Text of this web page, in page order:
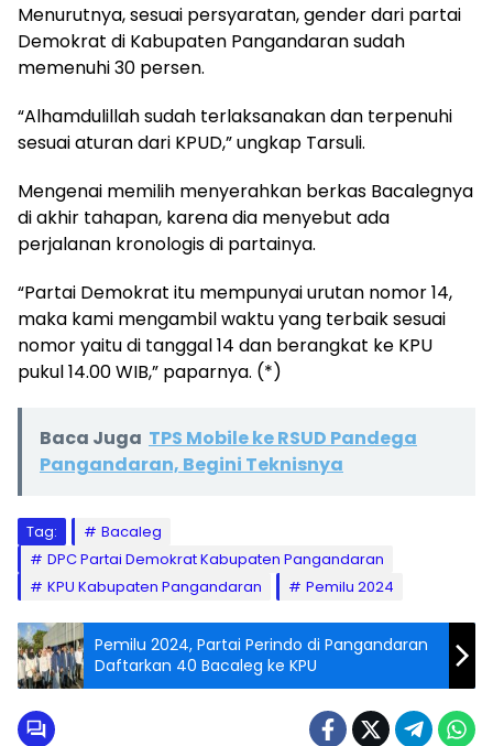
Menurutnya, sesuai persyaratan, gender dari partai
Demokrat di Kabupaten Pangandaran sudah
memenuhi 30 persen.
“Alhamdulillah sudah terlaksanakan dan terpenuhi
sesuai aturan dari KPUD,” ungkap Tarsuli.
Mengenai memilih menyerahkan berkas Bacalegnya
di akhir tahapan, karena dia menyebut ada
perjalanan kronologis di partainya.
“Partai Demokrat itu mempunyai urutan nomor 14,
maka kami mengambil waktu yang terbaik sesuai
nomor yaitu di tanggal 14 dan berangkat ke KPU
pukul 14.00 WIB,” paparnya. (*)
Baca Juga TPS Mobile ke RSUD Pandega
Pangandaran, Begini Teknisnya
Tag:
Bacaleg
DPC Partai Demokrat Kabupaten Pangandaran
KPU Kabupaten Pangandaran
Pemilu 2024
Pemilu 2024, Partai Perindo di Pangandaran
Daftarkan 40 Bacaleg ke KPU